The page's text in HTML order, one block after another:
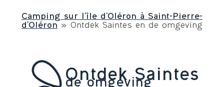
Camping sur l’île d’Oléron à Saint-Pierre-
d'Oléron » Ontdek Saintes en de omgeving
Ontdek Saintes
de omgeving